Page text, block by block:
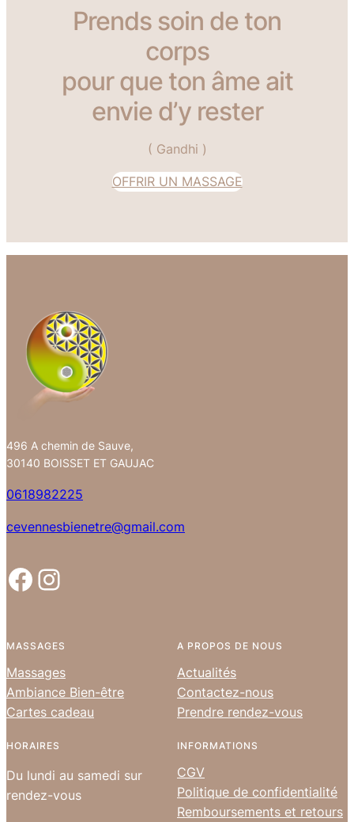
Prends soin de ton
corps
pour que ton âme ait
envie d’y rester
( Gandhi )
OFFRIR UN MASSAGE
496 A chemin de Sauve,
30140 BOISSET ET GAUJAC
0618982225
cevennesbienetre@gmail.com
Facebook Instagram
MASSAGES
Massages
Ambiance Bien-être
Cartes cadeau
A PROPOS DE NOUS
Actualités
Contactez-nous
Prendre rendez-vous
HORAIRES
Du lundi au samedi sur
rendez-vous
INFORMATIONS
CGV
Politique de confidentialité
Remboursements et retours